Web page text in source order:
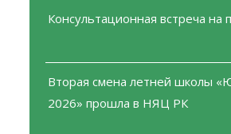
Консультационная встреча на
Вторая смена летней школы
2026» прошла в НЯЦ РК